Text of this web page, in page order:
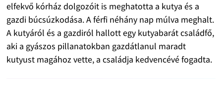
elfekvő kórház dolgozóit is meghatotta a kutya és a
gazdi búcsúzkodása. A férfi néhány nap múlva meghalt.
A kutyáról és a gazdiról hallott egy kutyabarát családfő,
aki a gyászos pillanatokban gazdátlanul maradt
kutyust magához vette, a családja kedvencévé fogadta.